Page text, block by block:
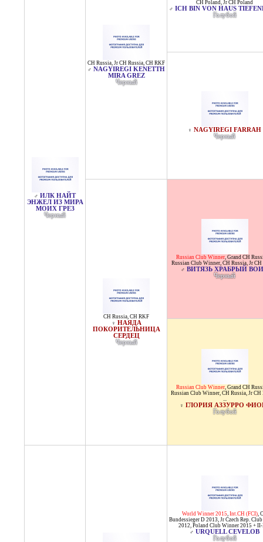
♂ ИЛК НАЙТ
ЭНЖЕЛ ИЗ МИРА
МОИХ ГРЕЗ
Черный
CH Russia, Jr CH Russia, CH RKF
♂ NAGYIREGI KENETTH
MIRA GREZ
Черный
CH Poland, Jr CH Poland
♂ ICH BIN VON HAUS
Голубой
♀ NAGYIREGI FARRAH
Черный
CH Russia, CH RKF
♀ НАЯДА
ПОКОРИТЕЛЬНИЦА
СЕРДЕЦ
Черный
Russian Club Winner, Grand CH
Russian Club Winner, CH Russia, Jr CH
♂ ВИТЯЗЬ ХРАБРЫЙ
Черный
Russian Club Winner, Grand CH
Russian Club Winner, CH Russia, Jr CH
...
♀ ГЛОРИЯ АЗЗУРРО
Голубой
World Winner 2015, Int.CH (FCI),
Bundessieger D 2013, Jr Czech Rep.
2012, Poland Club Winner 2015 +
♂ URQUELL CEVELOB
Голубой